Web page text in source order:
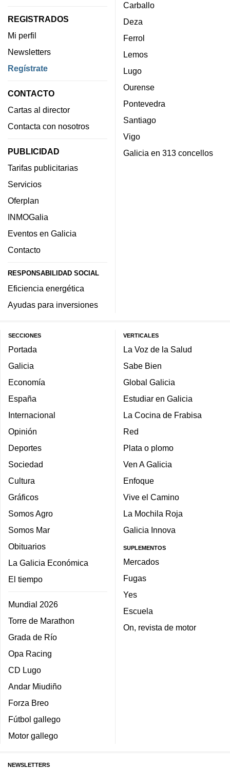
REGISTRADOS
Mi perfil
Newsletters
Regístrate
CONTACTO
Cartas al director
Contacta con nosotros
PUBLICIDAD
Tarifas publicitarias
Servicios
Oferplan
INMOGalia
Eventos en Galicia
Contacto
RESPONSABILIDAD SOCIAL
Eficiencia energética
Ayudas para inversiones
Carballo
Deza
Ferrol
Lemos
Lugo
Ourense
Pontevedra
Santiago
Vigo
Galicia en 313 concellos
SECCIONES
Portada
Galicia
Economía
España
Internacional
Opinión
Deportes
Sociedad
Cultura
Gráficos
Somos Agro
Somos Mar
Obituarios
La Galicia Económica
El tiempo
Mundial 2026
Torre de Marathon
Grada de Río
Opa Racing
CD Lugo
Andar Miudiño
Forza Breo
Fútbol gallego
Motor gallego
VERTICALES
La Voz de la Salud
Sabe Bien
Global Galicia
Estudiar en Galicia
La Cocina de Frabisa
Red
Plata o plomo
Ven A Galicia
Enfoque
Vive el Camino
La Mochila Roja
Galicia Innova
SUPLEMENTOS
Mercados
Fugas
Yes
Escuela
On, revista de motor
NEWSLETTERS